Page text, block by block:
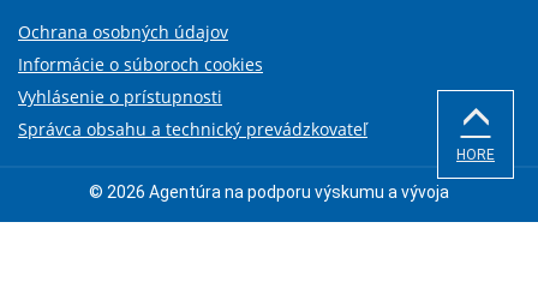
Ochrana osobných údajov
Informácie o súboroch cookies
Vyhlásenie o prístupnosti
Správca obsahu a technický prevádzkovateľ
© 2026 Agentúra na podporu výskumu a vývoja
HORE